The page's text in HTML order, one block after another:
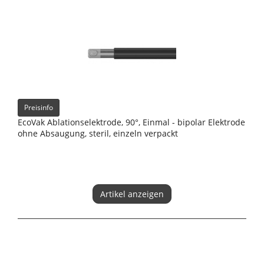
Preisinfo
EcoVak Ablationselektrode, 90°, Einmal - bipolar Elektrode
ohne Absaugung, steril, einzeln verpackt
Artikel anzeigen